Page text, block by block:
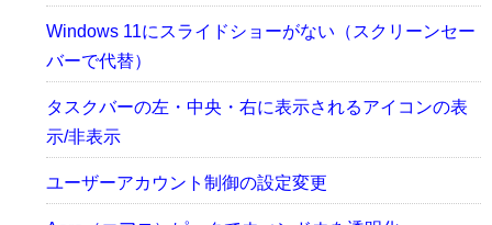
Windows 11にスライドショーがない（スクリーンセー
バーで代替）
タスクバーの左・中央・右に表示されるアイコンの表
示/非表示
ユーザーアカウント制御の設定変更